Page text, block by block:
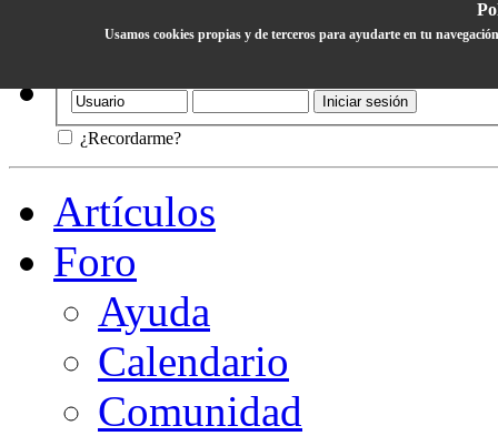
¿Recordarme?
Usamos cookies propias y de terceros para ayudarte en tu
Artículos
Foro
Ayuda
Calendario
Comunidad